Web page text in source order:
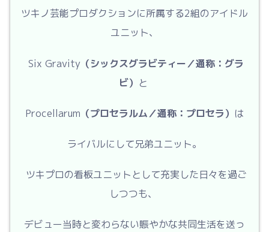
ツキノ芸能プロダクションに所属する2組のアイドル
ユニット、
Six Gravity （シックスグラビティー／通称：グラ
ビ） と
Procellarum （プロセラルム／通称：プロセラ） は
ライバルにして兄弟ユニット。
ツキプロの看板ユニットとして充実した日々を過ご
しつつも、
デビュー当時と変わらない賑やかな共同生活を送っ